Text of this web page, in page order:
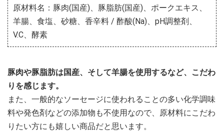
原材料名：豚肉(国産)、豚脂肪(国産)、ポークエキス、
羊腸、食塩、砂糖、香辛料 / 酢酸(Na)、pH調整剤、
V.C、酵素
豚肉や豚脂肪は国産、そして羊腸を使用するなど、こだわ
りを感じます。
また、一般的なソーセージに使われることの多い化学調味
料や発色剤などの添加物も不使用なので、原材料にこだわ
りたい方にも嬉しい商品だと思います。